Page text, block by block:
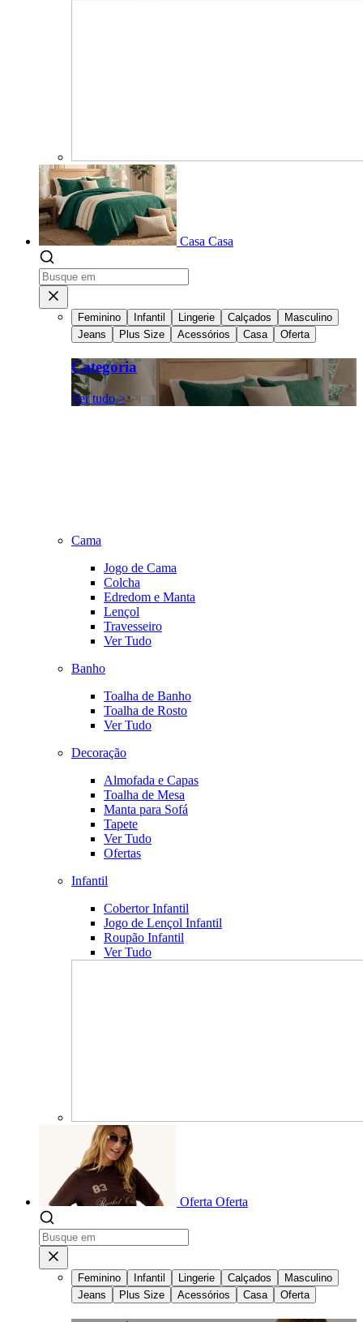
Casa Casa
Feminino Infantil Lingerie Calçados
Masculino
Jeans
Plus Size Acessórios Casa Oferta
Categoria
Ver tudo >
Cama
Jogo de Cama
Colcha
Edredom e Manta
Lençol
Travesseiro
Ver Tudo
Banho
Toalha de Banho
Toalha de Rosto
Ver Tudo
Decoração
Almofada e Capas
Toalha de Mesa
Manta para Sofá
Tapete
Ver Tudo
Ofertas
Infantil
Cobertor Infantil
Jogo de Lençol Infantil
Roupão Infantil
Ver Tudo
Oferta Oferta
Feminino Infantil Lingerie Calçados
Masculino
Jeans
Plus Size Acessórios Casa Oferta